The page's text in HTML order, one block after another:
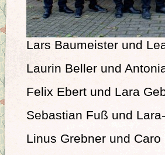
Lars Baumeister und
Laurin Beller und
Felix Ebert und Lara
Sebastian Fuß und
Linus Grebner und Caro